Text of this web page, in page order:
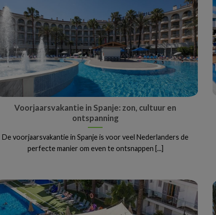
Voorjaarsvakantie in Spanje: zon, cultuur en
ontspanning
De voorjaarsvakantie in Spanje is voor veel Nederlanders de
perfecte manier om even te ontsnappen [...]